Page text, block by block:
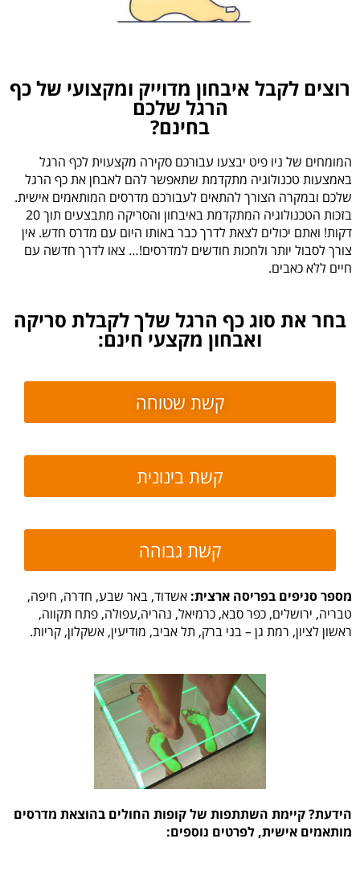
רוצים לקבל איבחון מדוייק ומקצועי של כף
הרגל שלכם
בחינם?
המומחים של ניו פיט יבצעו עבורכם סקירה מקצעוית לכף הרגל
באמצעות טכנולוגיה מתקדמת שתאפשר להם לאבחן את כף הרגל
שלכם ובמקרה הצורךלהתאים לעבורכם מדרסים המותאמים אישית.
בזכות הטכנולוגיה המתקדמת באיבחון והסריקה מתבצעים תוך 20
דקות! ואתם יכולים לצאת לדרך כבר באותו היום עם מדרס חדש. אין
צורך לסבול יותר ולחכות חודשים למדרסים!… צאו לדרך חדשה עם
חיים ללא כאבים.
בחר את סוג כף הרגל שלך לקבלת סריקה
ואבחון מקצעי חינם:
קשת שטוחה​
קשת בינונית​
קשת גבוהה​
מספר סניפים בפריסה ארצית: אשדוד, באר שבע, חדרה, חיפה,
טבריה, ירושלים, כפר סבא, כרמיאל, נהריה,עפולה, פתח תקווה,
ראשון לציון, רמת גן – בני ברק, תל אביב, מודיעין, אשקלון, קריות.
הידעת? קיימת השתתפות של קופות החולים בהוצאת מדרסים
מותאמים אישית, לפרטים נוספים: